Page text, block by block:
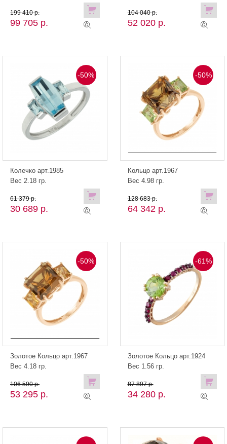
99 705 р.
199 410 р.
52 020 р.
104 040 р.
-50%
Колечко арт.1985
Вес 2.18 гр.
30 689 р.
61 379 р.
-50%
Кольцо арт.1967
Вес 4.98 гр.
64 342 р.
128 683 р.
-50%
Золотое Кольцо арт.1967
Вес 4.18 гр.
53 295 р.
106 590 р.
-61%
Золотое Кольцо арт.1924
Вес 1.56 гр.
34 280 р.
87 897 р.